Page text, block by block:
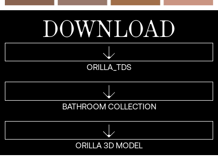
DOWNLOAD
ORILLA_TDS
BATHROOM COLLECTION
ORILLA 3D MODEL